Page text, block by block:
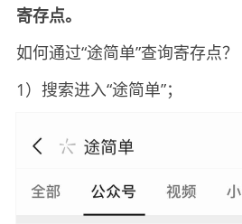
寄存点。
如何通过“途简单”查询寄存点？
1）搜索进入“途简单”；